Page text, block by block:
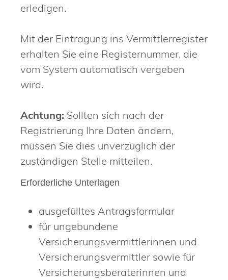
erledigen.
Mit der Eintragung ins Vermittlerregister
erhalten Sie eine Registernummer, die
vom System automatisch vergeben
wird.
Achtung: Sollten sich nach der
Registrierung Ihre Daten ändern,
müssen Sie dies unverzüglich der
zuständigen Stelle mitteilen.
Erforderliche Unterlagen
ausgefülltes Antragsformular
für ungebundene
Versicherungsvermittlerinnen und
Versicherungsvermittler sowie für
Versicherungsberaterinnen und